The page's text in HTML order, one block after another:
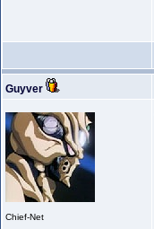
Guyver
Chief-Net